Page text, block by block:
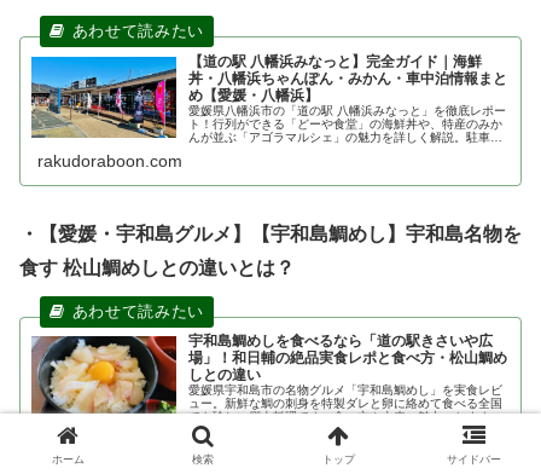
【道の駅 八幡浜みなっと】完全ガイド｜海鮮
丼・八幡浜ちゃんぽん・みかん・車中泊情報まと
め【愛媛・八幡浜】
愛媛県八幡浜市の「道の駅 八幡浜みなっと」を徹底レポー
ト！行列ができる「どーや食堂」の海鮮丼や、特産のみか
んが並ぶ「アゴラマルシェ」の魅力を詳しく解説。駐車場
rakudoraboon.com
・【愛媛・宇和島グルメ】【宇和島鯛めし】宇和島名物を
食す 松山鯛めしとの違いとは？
宇和島鯛めしを食べるなら「道の駅きさいや広
場」！和日輔の絶品実食レポと食べ方・松山鯛め
しとの違い
愛媛県宇和島市の名物グルメ「宇和島鯛めし」を実食レビ
ュー。新鮮な鯛の刺身を特製ダレと卵に絡めて食べる全国
でも珍しい郷土料理です。食べ方や由来、魅力、おすすめ
ポイントまで詳しく紹介します。愛媛観光や宇和島グルメ
巡りの参考にどうぞ。
rakudoraboon.com
ホーム 検索 トップ サイドバー